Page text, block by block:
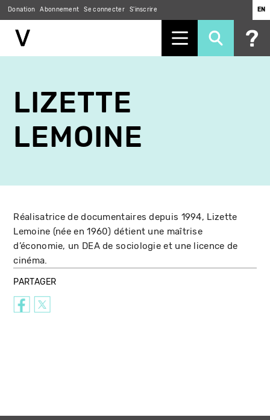
contenu
principal
Donation Abonnement Se connecter S'inscrire EN
LIZETTE
LEMOINE
Réalisatrice de documentaires depuis 1994, Lizette
Lemoine (née en 1960) détient une maîtrise
d’économie, un DEA de sociologie et une licence de
cinéma.
PARTAGER